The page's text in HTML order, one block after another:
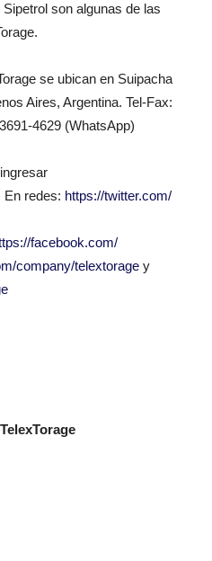
son algunas de las
se ubican en Suipacha
Aires, Argentina. Tel-Fax:
4629 (WhatsApp)
En redes: https://twitter.com/
facebook.com/
company/telextorage y